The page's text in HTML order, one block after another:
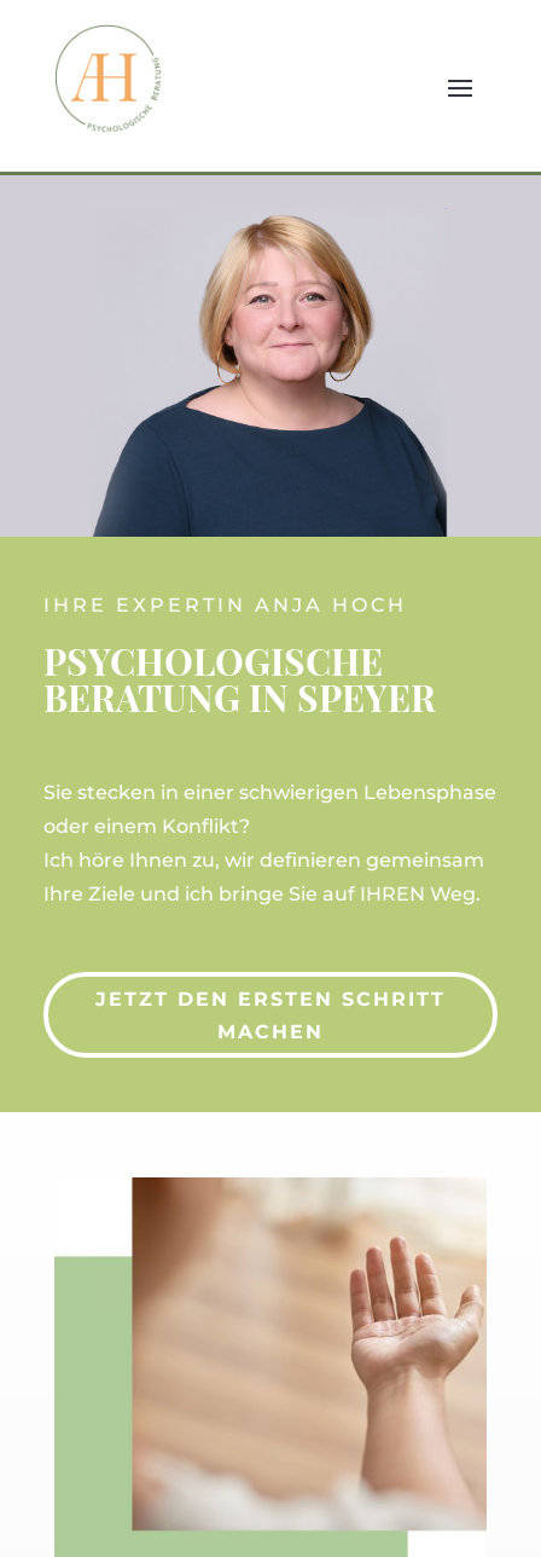
IHRE EXPERTIN ANJA HOCH
PSYCHOLOGISCHE
BERATUNG IN SPEYER
Sie stecken in einer schwierigen Lebensphase
oder einem Konflikt?
Ich höre Ihnen zu, wir definieren gemeinsam
Ihre Ziele und ich bringe Sie auf IHREN Weg.
JETZT DEN ERSTEN SCHRITT
MACHEN